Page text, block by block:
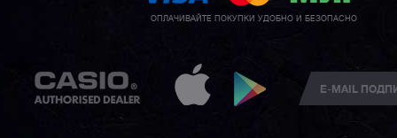
ОПЛАЧИВАЙТЕ ПОКУПКИ УДОБНО И БЕЗОПАСНО